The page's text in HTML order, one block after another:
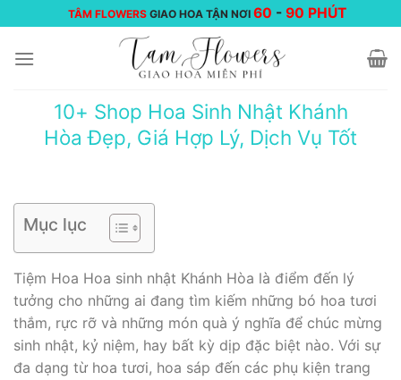
đến
nội
TÂM FLOWERS GIAO HOA TẬN NƠI 60 -90 PHÚT
10+ Shop Hoa Sinh Nhật Khánh
Hòa Đẹp, Giá Hợp Lý, Dịch Vụ Tốt
Mục lục
Tiệm Hoa Hoa sinh nhật Khánh Hòa là điểm đến lý
tưởng cho những ai đang tìm kiếm những bó hoa tươi
thắm, rực rỡ và những món quà ý nghĩa để chúc mừng
sinh nhật, kỷ niệm, hay bất kỳ dịp đặc biệt nào. Với sự
đa dạng từ hoa tươi, hoa sáp đến các phụ kiện trang